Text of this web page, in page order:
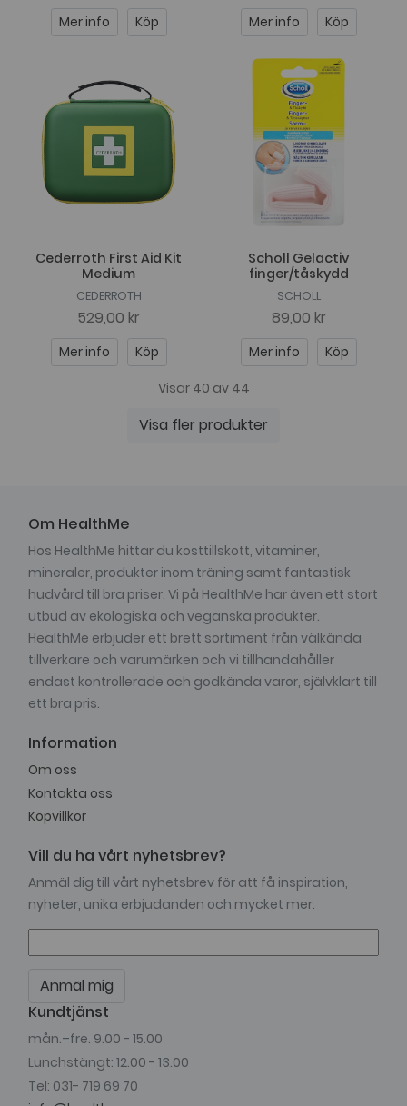
Mer info Köp Mer info Köp
Cederroth First Aid Kit
Medium
CEDERROTH
529,00 kr
Mer info Köp
Scholl Gelactiv
finger/tåskydd
SCHOLL
89,00 kr
Mer info
Köp
Visar 40 av 44
Visa fler produkter
Om HealthMe
Hos HealthMe hittar du kosttillskott, vitaminer,
mineraler, produkter inom träning samt fantastisk
hudvård till bra priser. Vi på HealthMe har även ett stort
utbud av ekologiska och veganska produkter.
HealthMe erbjuder ett brett sortiment från välkända
tillverkare och varumärken och vi tillhandahåller
endast kontrollerade och godkända varor, självklart till
ett bra pris.
Information
Om oss
Kontakta oss
Köpvillkor
Vill du ha vårt nyhetsbrev?
Anmäl dig till vårt nyhetsbrev för att få inspiration,
nyheter, unika erbjudanden och mycket mer.
Anmäl mig
Kundtjänst
mån.–fre. 9.00 - 15.00
Lunchstängt: 12.00 - 13.00
Tel: 031- 719 69 70